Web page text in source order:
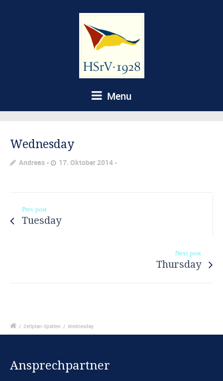
Menu
Wednesday
Andreas 17. Oktober 2014
Prev post
Tuesday
Next post
Thursday
/ Zeitplan-Spalten / Wednesday
Ansprechpartner